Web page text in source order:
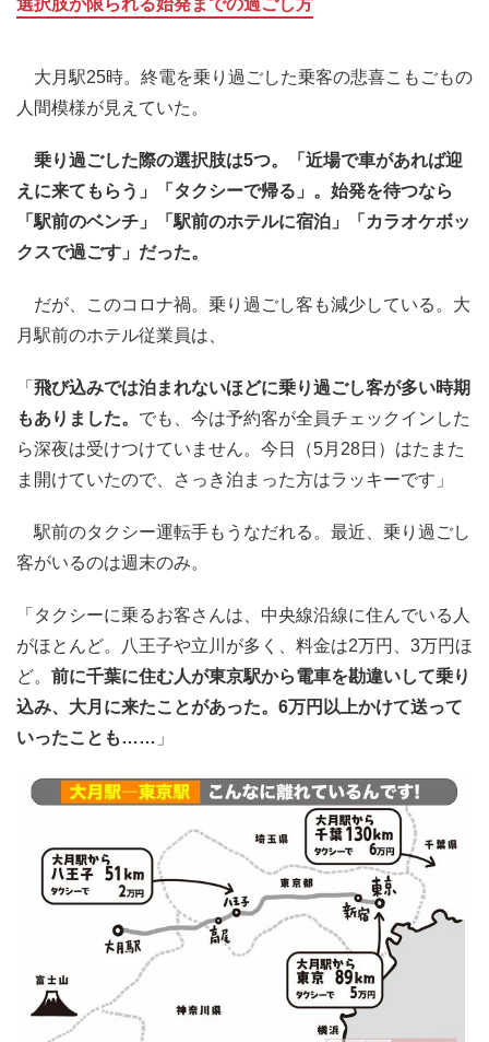
選択肢が限られる始発までの過ごし方
大月駅25時。終電を乗り過ごした乗客の悲喜こもごもの
人間模様が見えていた。
乗り過ごした際の選択肢は5つ。「近場で車があれば迎
えに来てもらう」「タクシーで帰る」。始発を待つなら
「駅前のベンチ」「駅前のホテルに宿泊」「カラオケボッ
クスで過ごす」だった。
だが、このコロナ禍。乗り過ごし客も減少している。大
月駅前のホテル従業員は、
「 飛び込みでは泊まれないほどに乗り過ごし客が多い時期
もありました。 でも、今は予約客が全員チェックインした
ら深夜は受けつけていません。今日（5月28日）はたまた
ま開けていたので、さっき泊まった方はラッキーです」
駅前のタクシー運転手もうなだれる。最近、乗り過ごし
客がいるのは週末のみ。
「タクシーに乗るお客さんは、中央線沿線に住んでいる人
がほとんど。八王子や立川が多く、料金は2万円、3万円ほ
ど。 前に千葉に住む人が東京駅から電車を勘違いして乗り
込み、大月に来たことがあった。6万円以上かけて送って
いったことも…… 」